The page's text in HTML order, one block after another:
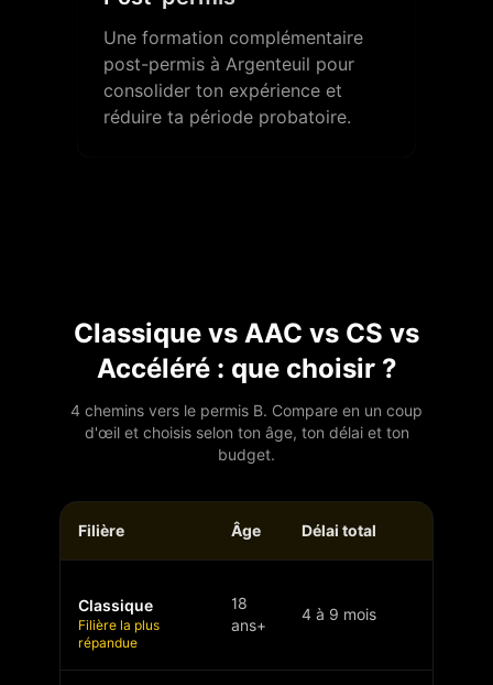
Une formation complémentaire
post-permis à Argenteuil pour
consolider ton expérience et
réduire ta période probatoire.
Classique vs AAC vs CS vs
Accéléré : que choisir ?
4 chemins vers le permis B. Compare en un coup
d'œil et choisis selon ton âge, ton délai et ton
budget.
Filière Âge Délai total
Classique
Filière la plus
répandue
18
ans+
4 à 9 mois